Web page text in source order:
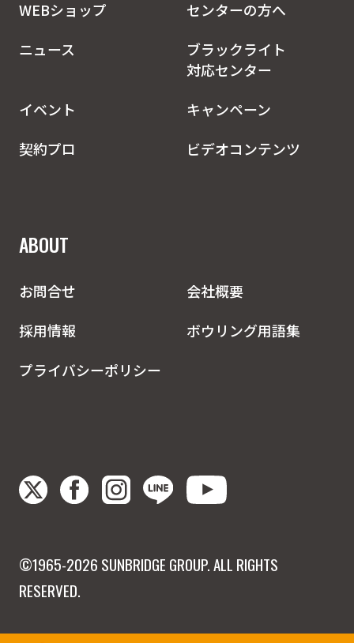
WEBショップ
センターの方へ
ニュース
ブラックライト
対応センター
イベント
キャンペーン
契約プロ
ビデオコンテンツ
ABOUT
お問合せ
会社概要
採用情報
ボウリング用語集
プライバシーポリシー
©1965-2026 SUNBRIDGE GROUP. ALL RIGHTS
RESERVED.